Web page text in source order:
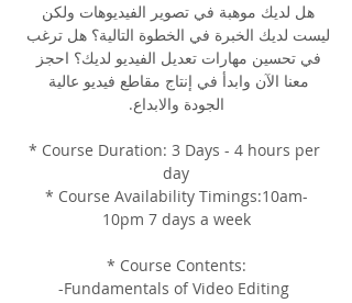
هل لديك موهبة في تصوير الفيديوهات ولكن
ليست لديك الخبرة في الخطوة التالية؟ هل ترغب
في تحسين مهارات تعديل الفيديو لديك؟ احجز
معنا الآن وابدأ في إنتاج مقاطع فيديو عالية
الجودة والابداع.
* Course Duration: 3 Days - 4 hours per
day
* Course Availability Timings:10am-
10pm 7 days a week
* Course Contents:
-Fundamentals of Video Editing